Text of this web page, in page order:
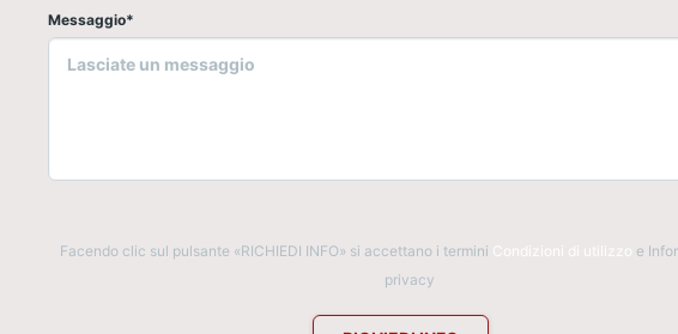
Messaggio*
Facendo clic sul pulsante «RICHIEDI INFO» si accettano i termini
e
privacy